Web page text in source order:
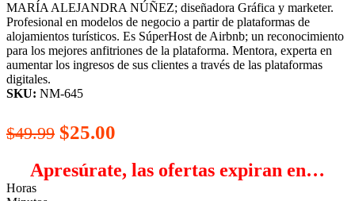
MARÍA ALEJANDRA NÚÑEZ; diseñadora Gráfica y marketer.
Profesional en modelos de negocio a partir de plataformas de
alojamientos turísticos. Es SúperHost de Airbnb; un reconocimiento
para los mejores anfitriones de la plataforma. Mentora, experta en
aumentar los ingresos de sus clientes a través de las plataformas
digitales.
SKU: NM-645
$49.99 El
original
$25.00
actual
Apresúrate, las ofertas expiran en…
Horas